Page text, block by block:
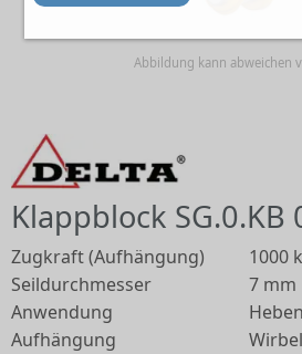
Abbildung kann abweichen
Klappblock SG.0.KB
Zugkraft (Aufhängung)
1000
Seildurchmesser
7 mm
Anwendung
Aufhängung